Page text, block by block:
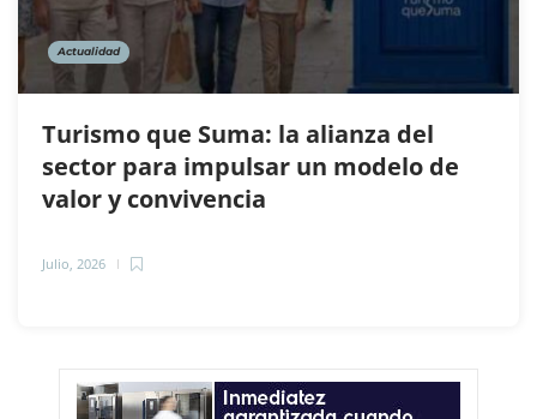
Actualidad
Turismo que Suma: la alianza del
sector para impulsar un modelo de
valor y convivencia
Julio, 2026